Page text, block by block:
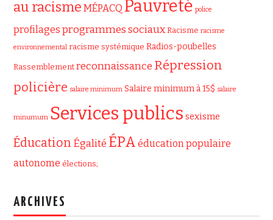
au racisme MÉPACQ Pauvreté police
profilages programmes sociaux Racisme racisme
environnemental racisme systémique Radios-poubelles
Rassemblement reconnaissance Répression
policière salaire minimum Salaire minimum à 15$ salaire
minumum Services publics sexisme
Éducation Égalité ÉPA éducation populaire
autonome élections;
ARCHIVES